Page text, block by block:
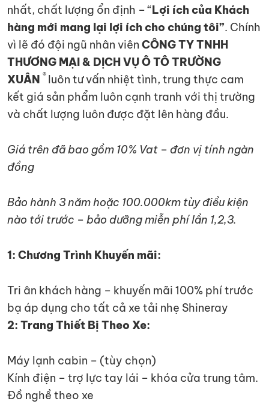
nhất, chất lượng ổn định – “Lợi ích của Khách
hàng mới mang lại lợi ích cho chúng tôi”. Chính
vì lẽ đó đội ngũ nhân viên CÔNG TY TNHH
THƯƠNG MẠI & DỊCH VỤ Ô TÔ TRƯỜNG
XUÂN ® luôn tư vấn nhiệt tình, trung thực cam
kết giá sản phẩm luôn cạnh tranh với thị trường
và chất lượng luôn được đặt lên hàng đầu.
Giá trên đã bao gồm 10% Vat – đơn vị tính ngàn
đồng
Bảo hành 3 năm hoặc 100.000km tùy điều kiện
nào tới trước – bảo dưỡng miễn phí lần 1,2,3.
1: Chương Trình Khuyến mãi:
Tri ân khách hàng – khuyến mãi 100% phí trước
bạ áp dụng cho tất cả xe tải nhẹ Shineray
2: Trang Thiết Bị Theo Xe:
Máy lạnh cabin – (tùy chọn)
Kính điện – trợ lực tay lái – khóa cửa trung tâm.
Đồ nghề theo xe